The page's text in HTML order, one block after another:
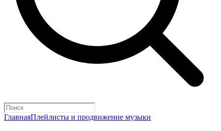
ГлавнаяПлейлисты и продвижение музыки